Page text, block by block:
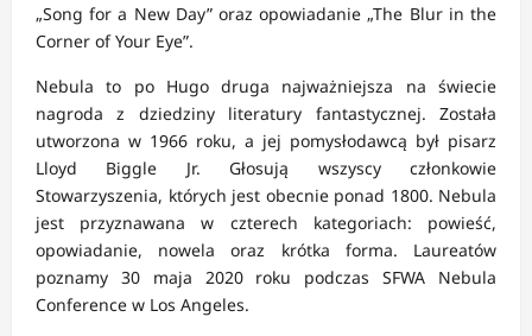
„Song for a New Day” oraz opowiadanie „The Blur in the
Corner of Your Eye”.
Nebula to po Hugo druga najważniejsza na świecie
nagroda z dziedziny literatury fantastycznej. Została
utworzona w 1966 roku, a jej pomysłodawcą był pisarz
Lloyd Biggle Jr. Głosują wszyscy członkowie
Stowarzyszenia, których jest obecnie ponad 1800. Nebula
jest przyznawana w czterech kategoriach: powieść,
opowiadanie, nowela oraz krótka forma. Laureatów
poznamy 30 maja 2020 roku podczas SFWA Nebula
Conference w Los Angeles.